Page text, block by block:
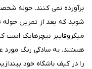
برآورده نمی کنند. حوله
شوید که بعد از تمرین حوله
میکروفایبر نیچرهایک است
هستند. به سادگی رنگ مورد
را در کیف باشگاه خود